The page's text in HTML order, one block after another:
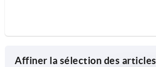
Affiner la sélection des articles